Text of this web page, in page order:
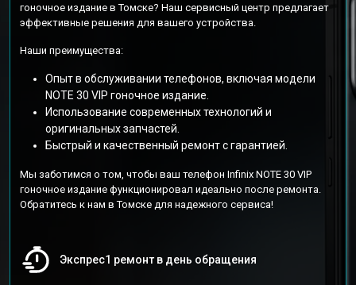
гоночное издание в Томске? Наш сервисный центр предлагает
эффективные решения для вашего устройства.
Наши преимущества:
Опыт в обслуживании телефонов, включая модели
NOTE 30 VIP гоночное издание.
Использование современных технологий и
оригинальных запчастей.
Быстрый и качественный ремонт с гарантией.
Мы заботимся о том, чтобы ваш телефон Infinix NOTE 30 VIP
гоночное издание функционировал идеально после ремонта.
Обратитесь к нам в Томске для надежного сервиса!
Экспрес1 ремонт в день обращения